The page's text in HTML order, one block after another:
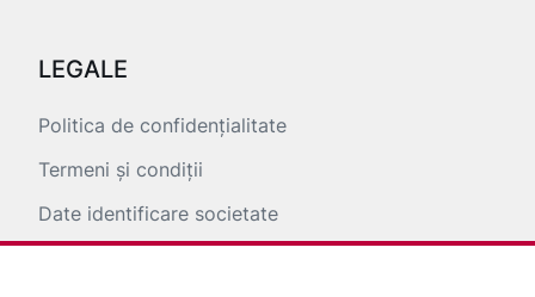
LEGALE
Politica de confidențialitate
Termeni și condiții
Date identificare societate